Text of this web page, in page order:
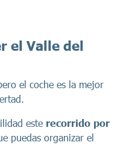
el Valle del
el coche es la mejor
este recorrido por
puedas organizar el